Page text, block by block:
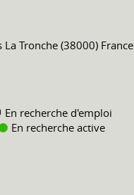
La Tronche (38000) France
En recherche d'emploi
En recherche active